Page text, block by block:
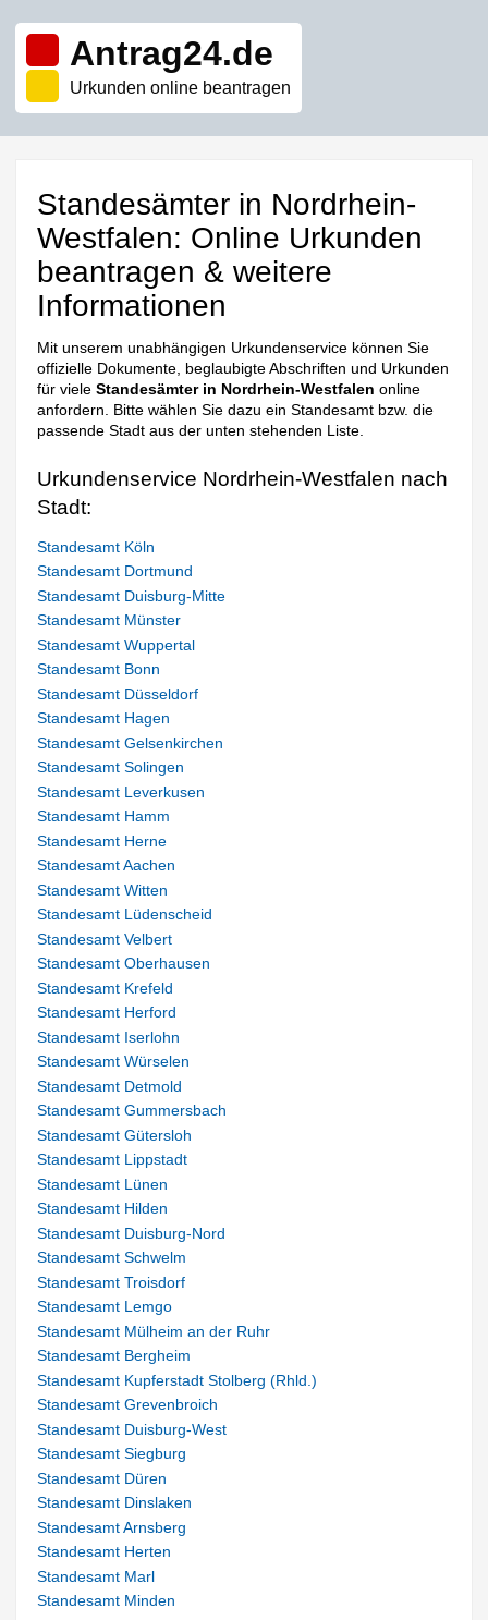
Antrag24.de
Urkunden online beantragen
Standesämter in Nordrhein-
Westfalen: Online Urkunden
beantragen & weitere
Informationen
Mit unserem unabhängigen Urkundenservice können Sie
offizielle Dokumente, beglaubigte Abschriften und Urkunden
für vieleStandesämter in Nordrhein-Westfalen online
anfordern. Bitte wählen Sie dazu ein Standesamt bzw. die
passende Stadt aus der unten stehenden Liste.
Urkundenservice Nordrhein-Westfalen nach
Stadt:
Standesamt Köln
Standesamt Dortmund
Standesamt Duisburg-Mitte
Standesamt Münster
Standesamt Wuppertal
Standesamt Bonn
Standesamt Düsseldorf
Standesamt Hagen
Standesamt Gelsenkirchen
Standesamt Solingen
Standesamt Leverkusen
Standesamt Hamm
Standesamt Herne
Standesamt Aachen
Standesamt Witten
Standesamt Lüdenscheid
Standesamt Velbert
Standesamt Oberhausen
Standesamt Krefeld
Standesamt Herford
Standesamt Iserlohn
Standesamt Würselen
Standesamt Detmold
Standesamt Gummersbach
Standesamt Gütersloh
Standesamt Lippstadt
Standesamt Lünen
Standesamt Hilden
Standesamt Duisburg-Nord
Standesamt Schwelm
Standesamt Troisdorf
Standesamt Lemgo
Standesamt Mülheim an der Ruhr
Standesamt Bergheim
Standesamt Kupferstadt Stolberg (Rhld.)
Standesamt Grevenbroich
Standesamt Duisburg-West
Standesamt Siegburg
Standesamt Düren
Standesamt Dinslaken
Standesamt Arnsberg
Standesamt Herten
Standesamt Marl
Standesamt Minden